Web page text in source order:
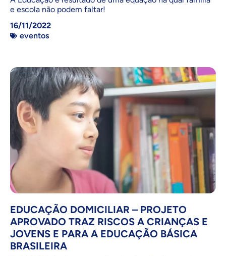
e escola não podem faltar!
16/11/2022
eventos
EDUCAÇÃO DOMICILIAR – PROJETO
APROVADO TRAZ RISCOS A CRIANÇAS E
JOVENS E PARA A EDUCAÇÃO BÁSICA
BRASILEIRA